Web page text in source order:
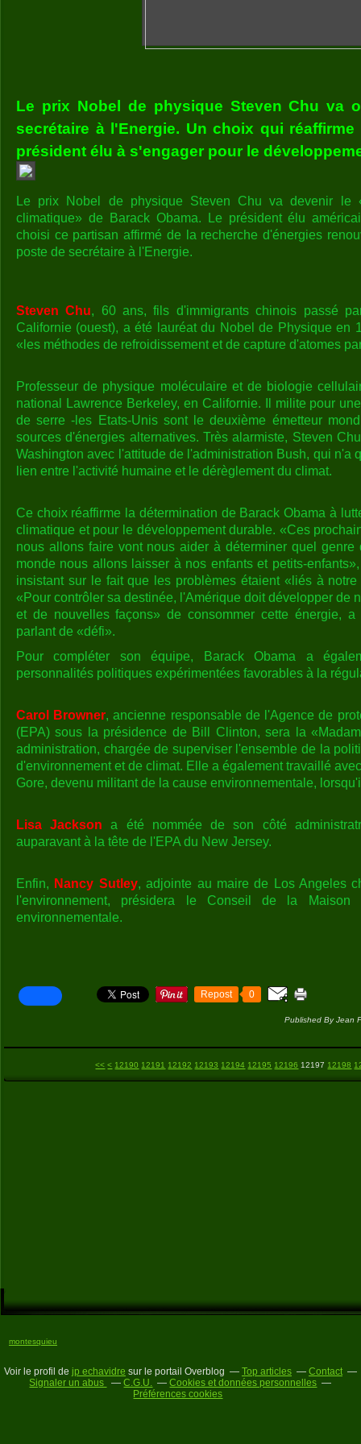
Le prix Nobel de physique Steven Chu va
secrétaire à l'Energie. Un choix qui
président élu à s'engager pour le
Le prix Nobel de physique Steven Chu va devenir le
climatique» de Barack Obama. Le président élu
choisi ce partisan affirmé de la recherche d'énergies
poste de secrétaire à l'Energie.
Steven Chu, 60 ans, fils d'immigrants chinois passé
Californie (ouest), a été lauréat du Nobel de Physique en
«les méthodes de refroidissement et de capture d'atomes
Professeur de physique moléculaire et de biologie
national Lawrence Berkeley, en Californie. Il milite pour
de serre -les Etats-Unis sont le deuxième émetteur
sources d'énergies alternatives. Très alarmiste, Steven
Washington avec l'attitude de l'administration Bush, qui n'a
lien entre l'activité humaine et le dérèglement du climat.
Ce choix réaffirme la détermination de Barack Obama à
climatique et pour le développement durable. «Ces
nous allons faire vont nous aider à déterminer quel
monde nous allons laisser à nos enfants et petits-
insistant sur le fait que les problèmes étaient «liés à
«Pour contrôler sa destinée, l'Amérique doit développer de
et de nouvelles façons» de consommer cette énergie,
parlant de «défi».
Pour compléter son équipe, Barack Obama a
personnalités politiques expérimentées favorables à la
Carol Browner, ancienne responsable de l'Agence de
(EPA) sous la présidence de Bill Clinton, sera la
administration, chargée de superviser l'ensemble de la
d'environnement et de climat. Elle a également travaillé
Gore, devenu militant de la cause environnementale,
Lisa Jackson a été nommée de son côté
auparavant à la tête de l'EPA du New Jersey.
Enfin, Nancy Sutley, adjointe au maire de Los Angeles
l'environnement, présidera le Conseil de la
environnementale.
Repost 0
Published By Jean
<< < 12100
12110
12120
12130
12140
12150
12160
12170
12180
12190 12191 12192 12193 12194 12195 12196 12197 12198
montesquieu
Voir le profil de jp echavidre sur le portail Overblog Top articles
Contact
Signaler un abus
C.G.U.
Cookies et données personnelles
Préférences cookies